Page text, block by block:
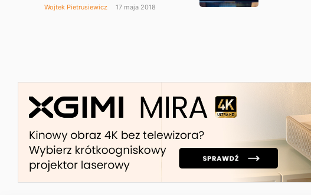
Wojtek Pietrusiewicz 17 maja 2018